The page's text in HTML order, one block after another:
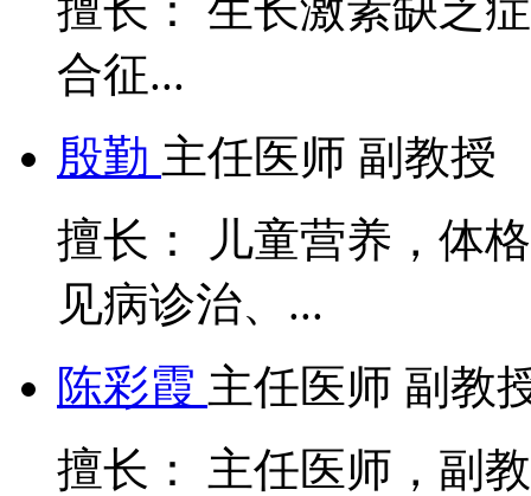
合征...
殷勤 主任医师 副教授
擅长： 儿童营养，体
见病诊治、...
陈彩霞 主任医师 副教
擅长： 主任医师，副